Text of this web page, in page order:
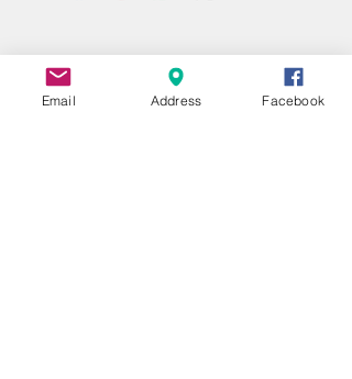
Email Address Facebook